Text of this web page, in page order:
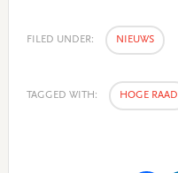
FILED UNDER: NIEUWS
TAGGED WITH: HOGE RAAD